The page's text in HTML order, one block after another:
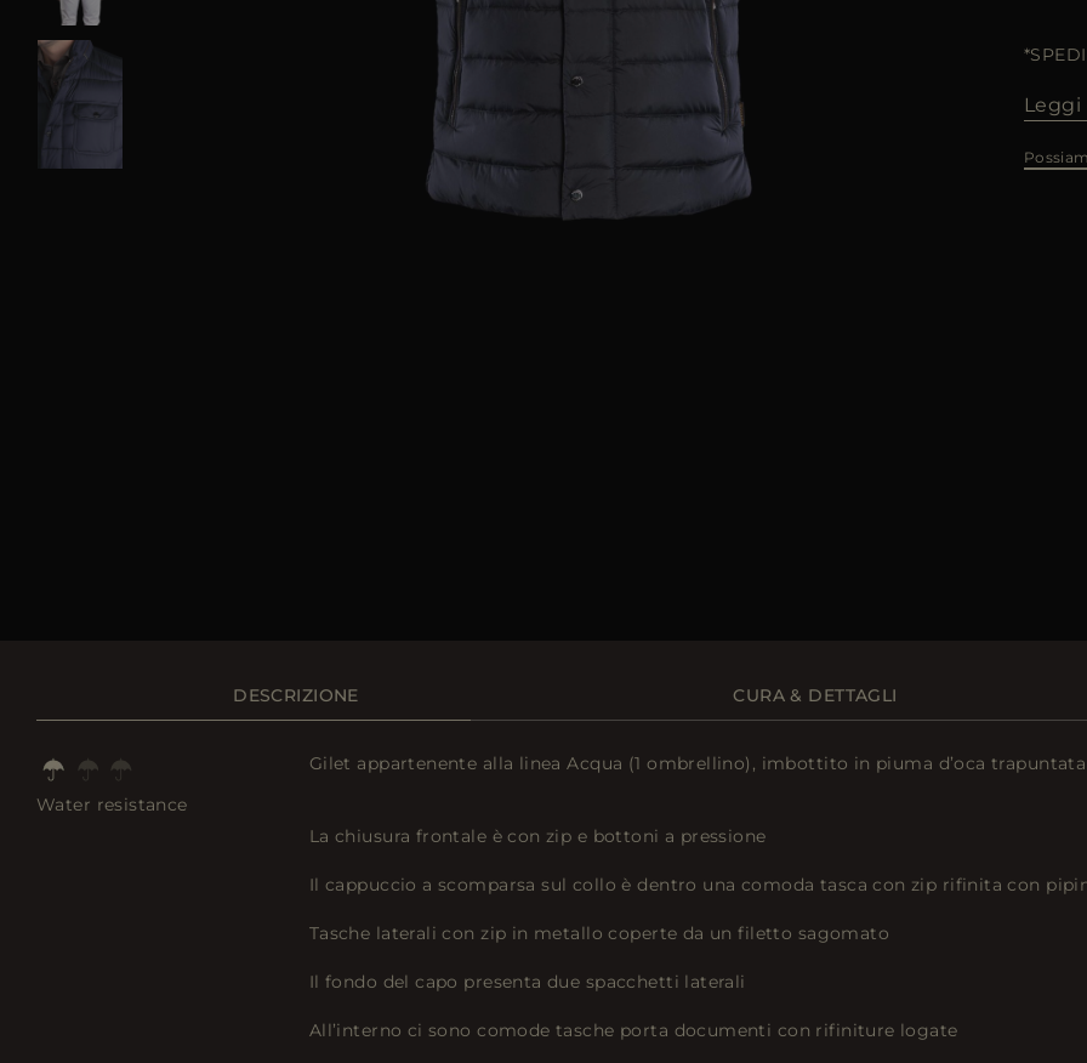
Leggi
DESCRIZIONE CURA & DETTAGLI
Water resistance
Gilet appartenente alla linea Acqua (1 ombrellino), imbottito in piuma d’oca
La chiusura frontale è con zip e bottoni a pressione
Il cappuccio a scomparsa sul collo è dentro una comoda tasca con zip rifinita con
Tasche laterali con zip in metallo coperte da un filetto sagomato
Il fondo del capo presenta due spacchetti laterali
All’interno ci sono comode tasche porta documenti con rifiniture logate